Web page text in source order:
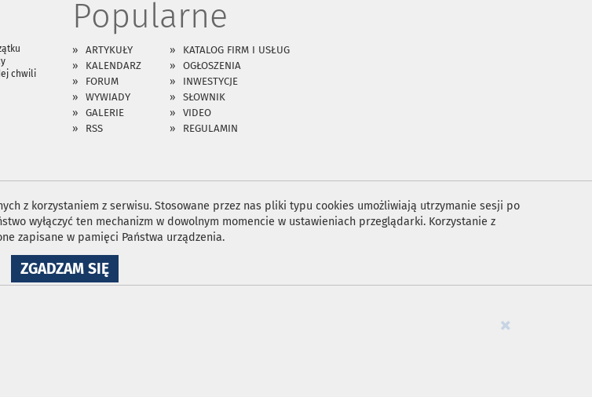
chwili
Popularne
ARTYKUŁY
KATALOG FIRM I USŁUG
KALENDARZ
OGŁOSZENIA
FORUM
INWESTYCJE
WYWIADY
SŁOWNIK
GALERIE
VIDEO
RSS
REGULAMIN
z korzystaniem z serwisu. Stosowane przez nas pliki typu cookies umożliwiają utrzymanie sesji po
wyłączyć ten mechanizm w dowolnym momencie w ustawieniach przeglądarki. Korzystanie z
zapisane w pamięci Państwa urządzenia.
ZGADZAM SIĘNA
WYKORZYSTANIE
×